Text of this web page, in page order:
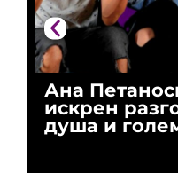
Ана
искрен
душа и